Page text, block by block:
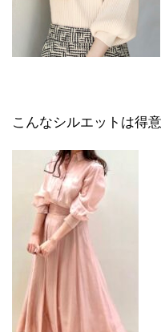
こんなシルエットは得意